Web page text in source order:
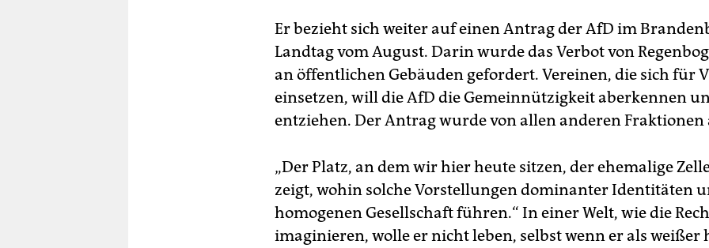
Er bezieht sich weiter auf einen Antrag der AfD im
Landtag vom August. Darin wurde das Verbot von
an öffentlichen Gebäuden gefordert. Vereinen, die sich für
einsetzen, will die AfD die Gemeinnützigkeit aberkennen
entziehen. Der Antrag wurde von allen anderen Fraktionen
„Der Platz, an dem wir hier heute sitzen, der ehemalige
zeigt, wohin solche Vorstellungen dominanter Identitäten
homogenen Gesellschaft führen.“ In einer Welt, wie die
imaginieren, wolle er nicht leben, selbst wenn er als weißer